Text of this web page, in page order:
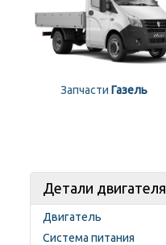
Запчасти Газель
Детали двигателя
Двигатель
Система питания